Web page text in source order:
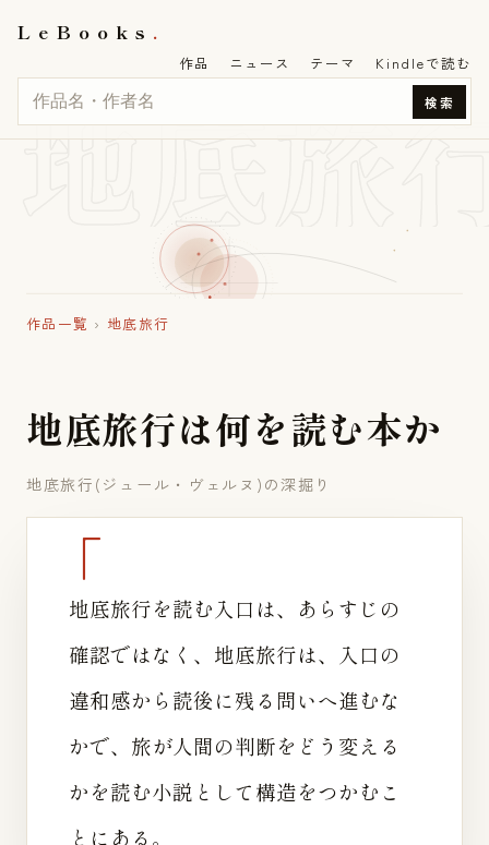
LeBooks
検索
作品 ニュース テーマ Kindleで読む
地底旅
作品一覧 › 地底旅行
地底旅行は何を読む本か
地底旅行(ジュール・ヴェルヌ)の深掘り
地底旅行を読む入口は、あらすじの
確認ではなく、地底旅行は、入口の
違和感から読後に残る問いへ進むな
かで、旅が人間の判断をどう変える
かを読む小説として構造をつかむこ
とにある。